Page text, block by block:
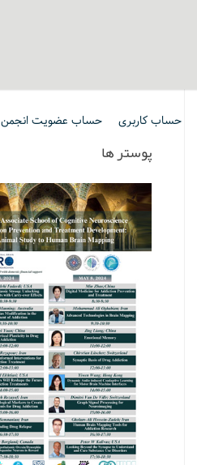
حساب کاربری حساب عضویت انجمن
پوستر ها